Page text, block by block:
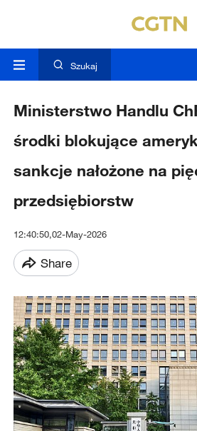
Szukaj
Ministerstwo Handlu
środki blokujące
sankcje nałożone na
przedsiębiorstw
12:40:50,02-May-2026
Share